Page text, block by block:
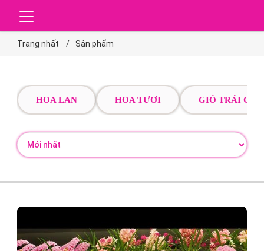
Trang nhất Sản phẩm
HOA LAN HOA TƯƠI GIỎ TRÁI CÂY